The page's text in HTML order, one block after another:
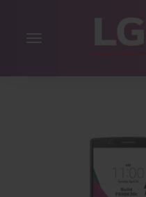
Alternar